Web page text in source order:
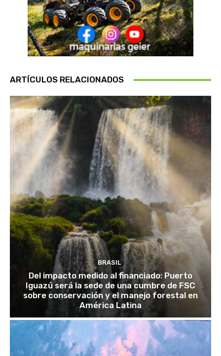
ARTÍCULOS RELACIONADOS
BRASIL
Del impacto medido al financiado: Puerto
Iguazú será la sede de una cumbre de FSC
sobre conservación y el manejo forestal en
América Latina